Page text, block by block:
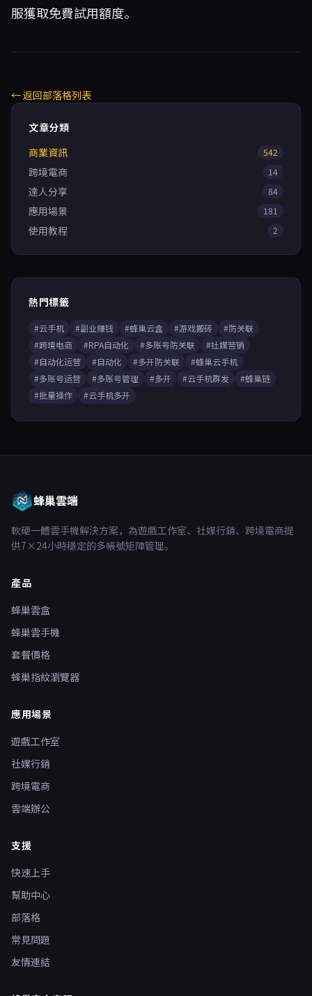
服獲取免費試用額度。
← 返回部落格列表
文章分類
商業資訊
542
跨境電商 14
達人分享 84
應用場景 181
使用教程 2
熱門標籤
#云手机 #副业赚钱 #蜂巢云盒 #游戏搬砖
#防关联
#跨境电商
#RPA自动化 #多账号防关联
#社媒营销
#自动化运营
#自动化 #多开防关联
#蜂巢云手机
#多账号运营
#多账号管理 #多开 #云手机群发
#蜂巢链
#批量操作
#云手机多开
蜂巢雲端
軟硬一體雲手機解決方案，為遊戲工作室、社媒行銷、跨境電商提
供7×24小時穩定的多帳號矩陣管理。
產品
蜂巢雲盒
蜂巢雲手機
套餐價格
蜂巢指紋瀏覽器
應用場景
遊戲工作室
社媒行銷
跨境電商
雲端辦公
支援
快速上手
幫助中心
部落格
常見問題
友情連結